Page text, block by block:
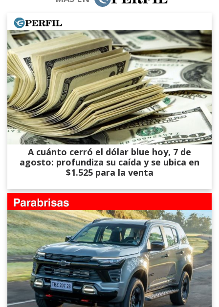
A cuánto cerró el dólar blue hoy, 7 de
agosto: profundiza su caída y se ubica en
$1.525 para la venta